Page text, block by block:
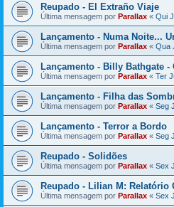
Reupado - El Extraño Viaje
Última mensagem por Parallax « Qui
Lançamento - Numa Noite...
Última mensagem por Parallax « Qua
Lançamento - Billy Bathgate -
Última mensagem por Parallax « Ter
Lançamento - Filha das
Última mensagem por Parallax « Seg
Lançamento - Terror a Bordo
Última mensagem por Parallax « Seg
Reupado - Solidões
Última mensagem por Parallax « Sex
Reupado - Lilian M: Relatório
Última mensagem por Parallax « Sex